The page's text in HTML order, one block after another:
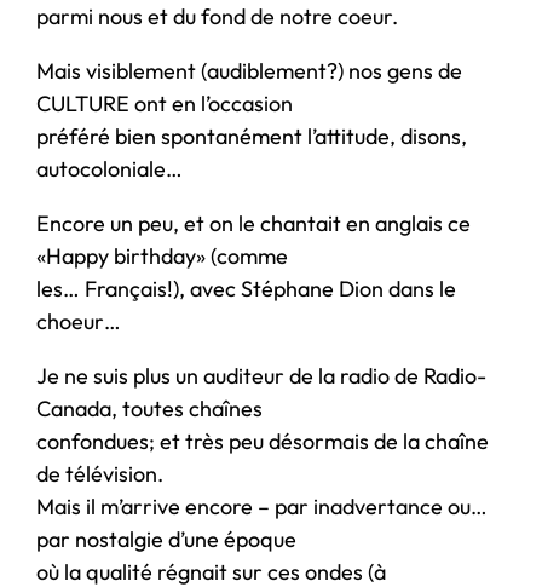
parmi nous et du fond de notre coeur.
Mais visiblement (audiblement?) nos gens de
CULTURE ont en l’occasion
préféré bien spontanément l’attitude, disons,
autocoloniale…
Encore un peu, et on le chantait en anglais ce
«Happy birthday» (comme
les… Français!), avec Stéphane Dion dans le
choeur…
Je ne suis plus un auditeur de la radio de Radio-
Canada, toutes chaînes
confondues; et très peu désormais de la chaîne
de télévision.
Mais il m’arrive encore – par inadvertance ou…
par nostalgie d’une époque
où la qualité régnait sur ces ondes (à